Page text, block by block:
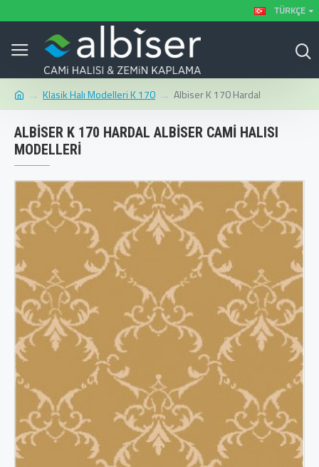
TÜRKÇE
Klasik Halı Modelleri K 170 Albiser K 170 Hardal
ALBISER K 170 HARDAL ALBISER CAMI HALISI
MODELLERI